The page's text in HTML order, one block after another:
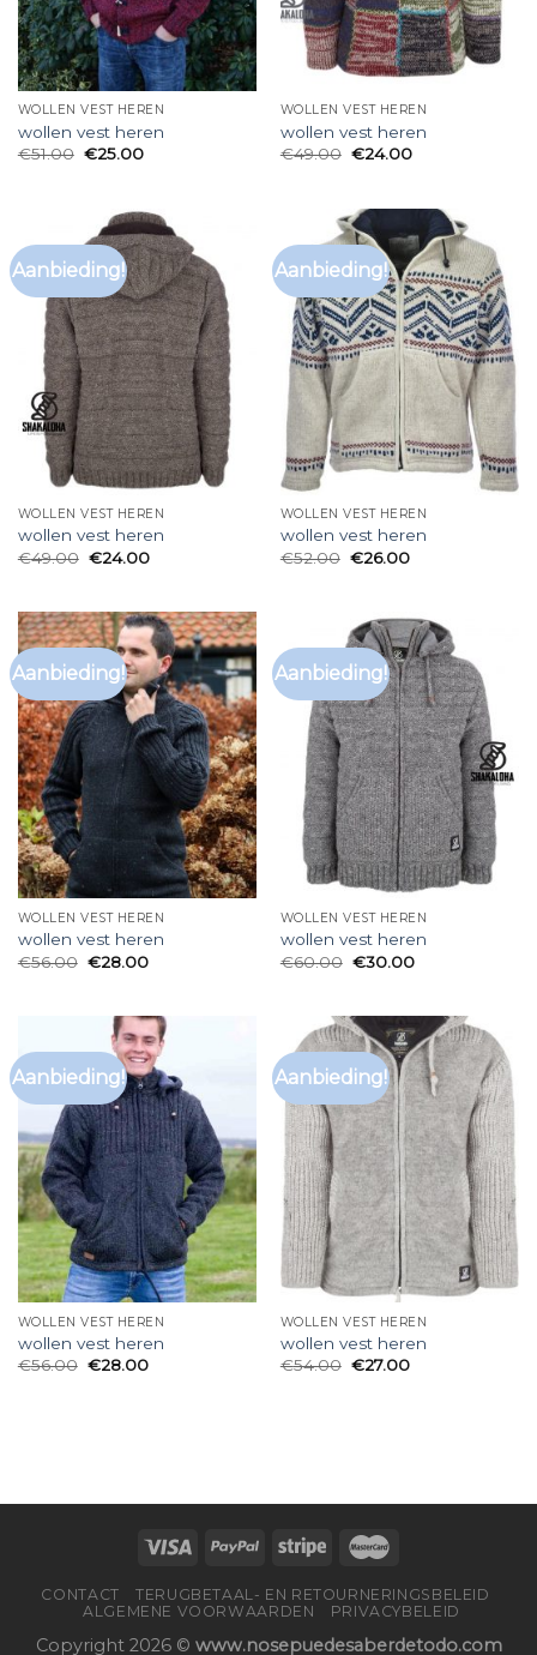
WOLLEN VEST HEREN
wollen vest heren
€51.00 €25.00
WOLLEN VEST HEREN
wollen vest heren
€49.00 €24.00
Aanbieding!
WOLLEN VEST HEREN
wollen vest heren
€49.00 €24.00
Aanbieding!
WOLLEN VEST HEREN
wollen vest heren
€52.00 €26.00
Aanbieding!
WOLLEN VEST HEREN
wollen vest heren
€56.00 €28.00
Aanbieding!
WOLLEN VEST HEREN
wollen vest heren
€60.00 €30.00
Aanbieding!
WOLLEN VEST HEREN
wollen vest heren
€56.00 €28.00
Aanbieding!
WOLLEN VEST HEREN
wollen vest heren
€54.00 €27.00
CONTACT
TERUGBETAAL- EN RETOURNERINGSBELEID
ALGEMENE VOORWAARDEN
PRIVACYBELEID
Copyright 2026 © www.nosepuedesaberdetodo.com